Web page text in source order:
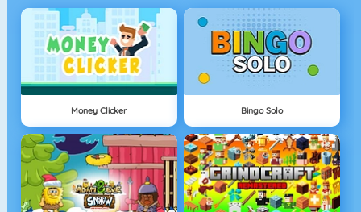
Money Clicker Bingo Solo